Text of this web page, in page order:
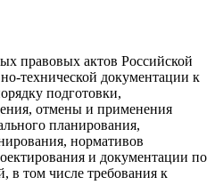
правовых актов Российской
технической документации к
подготовки,
отмены и применения
планирования,
нормативов
и документации по
в том числе требования к